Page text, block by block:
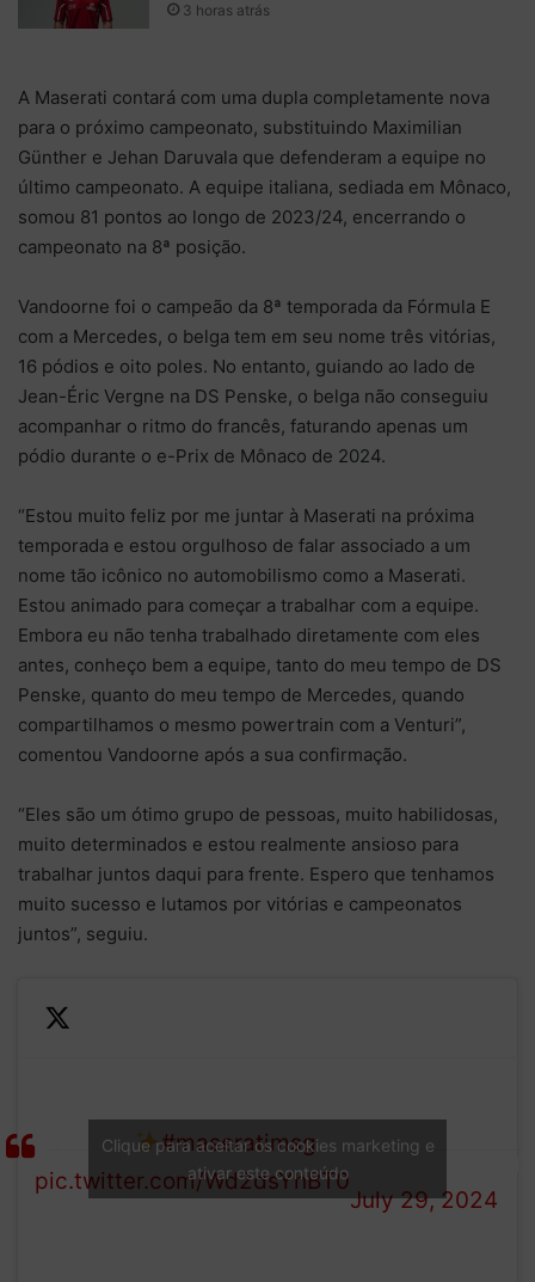
3 horas atrás
A Maserati contará com uma dupla completamente nova
para o próximo campeonato, substituindo Maximilian
Günther e Jehan Daruvala que defenderam a equipe no
último campeonato. A equipe italiana, sediada em Mônaco,
somou 81 pontos ao longo de 2023/24, encerrando o
campeonato na 8ª posição.
Vandoorne foi o campeão da 8ª temporada da Fórmula E
com a Mercedes, o belga tem em seu nome três vitórias,
16 pódios e oito poles. No entanto, guiando ao lado de
Jean-Éric Vergne na DS Penske, o belga não conseguiu
acompanhar o ritmo do francês, faturando apenas um
pódio durante o e-Prix de Mônaco de 2024.
“Estou muito feliz por me juntar à Maserati na próxima
temporada e estou orgulhoso de falar associado a um
nome tão icônico no automobilismo como a Maserati.
Estou animado para começar a trabalhar com a equipe.
Embora eu não tenha trabalhado diretamente com eles
antes, conheço bem a equipe, tanto do meu tempo de DS
Penske, quanto do meu tempo de Mercedes, quando
compartilhamos o mesmo powertrain com a Venturi”,
comentou Vandoorne após a sua confirmação.
“Eles são um ótimo grupo de pessoas, muito habilidosas,
muito determinados e estou realmente ansioso para
trabalhar juntos daqui para frente. Espero que tenhamos
muito sucesso e lutamos por vitórias e campeonatos
juntos”, seguiu.
artwork?
#maseratimsg
pic.twitter.com/Wd2dsYhBT0
MSG Racing
(@maseratimsg)
July 29, 2024
Clique para aceitar os cookies marketing e
ativar este conteúdo